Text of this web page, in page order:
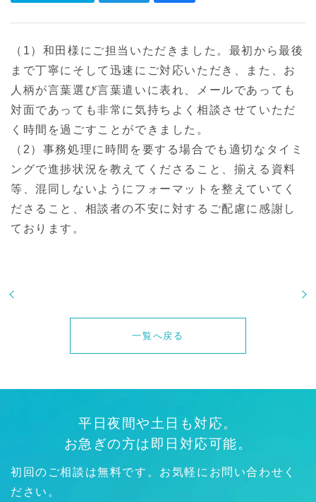
（1）和田様にご担当いただきました。最初から最後
まで丁寧にそして迅速にご対応いただき、また、お
人柄が言葉選び言葉遣いに表れ、メールであっても
対面であっても非常に気持ちよく相談させていただ
く時間を過ごすことができました。
（2）事務処理に時間を要する場合でも適切なタイミ
ングで進捗状況を教えてくださること、揃える資料
等、混同しないようにフォーマットを整えていてく
ださること、相談者の不安に対するご配慮に感謝し
ております。
一覧へ戻る
平日夜間や土日も対応。
お急ぎの方は即日対応可能。
初回のご相談は無料です。お気軽にお問い合わせく
ださい。